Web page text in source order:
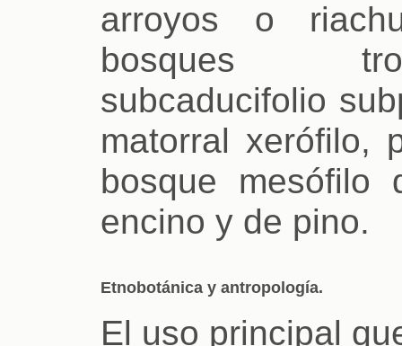
arroyos o
bosques
subcaducifolio
matorral xerófilo,
bosque mesófilo
encino y de pino.
Etnobotánica y antropología.
El uso principal